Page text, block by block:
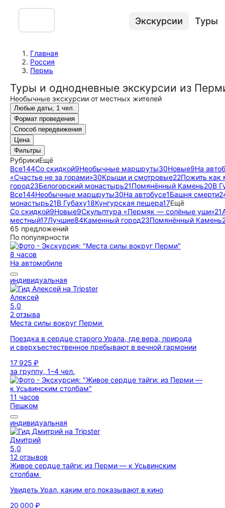
Экскурсии Туры
Главная
Россия
Пермь
Туры и однодневные экскурсии из
Необычные экскурсии от местных жителей
Любые даты, 1 чел.
Формат проведения
Способ передвижения
Цена
Фильтры
РубрикиЕщё
Все144Со скидкой9Необычные маршруты30Новые9На
«Счастье не за горами»30Крыши и смотровые22Пожить как
город23Белогорский монастырь21Помянённый Камень20В
Все144Необычные маршруты30На автобусе1Башня смерти
монастырь21В Губаху18Кунгурская пещера17Ещё
Со скидкой9Новые9Скульптура «Пермяк — солёные уши»21
местный17Лучшие84Каменный город23Помянённый Камень
65 предложений
По популярности
8 часов
На автомобиле
индивидуальная
Алексей
5,0
2 отзыва
Места силы вокруг Перми
Поездка в сердце старого Урала, где вера, природа
и сверхъестественное пребывают в вечной гармонии
17 925 ₽
за группу, 1–4 чел.
11 часов
Пешком
индивидуальная
Дмитрий
5,0
12 отзывов
Живое сердце тайги: из Перми — к Усьвинским
столбам
Увидеть Урал, каким его показывают в кино
20 000 ₽